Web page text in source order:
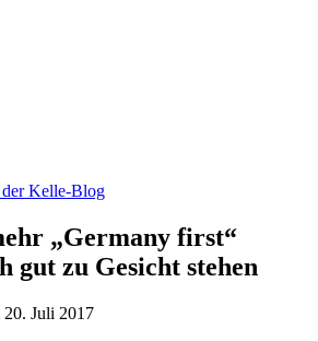
„Germany first“
gut zu Gesicht stehen
20. Juli 2017